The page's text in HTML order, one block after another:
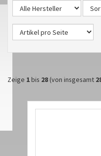
Zeige 1bis 28 (von insgesamt